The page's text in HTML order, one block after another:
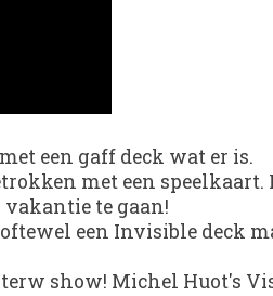
een gaff deck wat er is.
met een
vakantie te gaan!
een Invisible deck
show! Michel Huot's